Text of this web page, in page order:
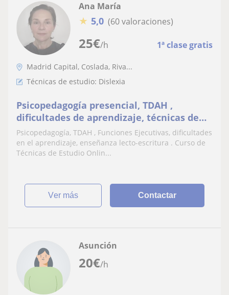
25€/h 1ª clase gratis
Ana María
★ 5,0 (60 valoraciones)
Madrid Capital, Coslada, Riva...
Técnicas de estudio: Dislexia
Psicopedagogía presencial, TDAH ,
dificultades de aprendizaje, técnicas de
estudio, Atención psicopedagogica a
domicilio para niños y jóvenes
Psicopedagogía, TDAH , Funciones Ejecutivas, dificultades
en el aprendizaje, enseñanza lecto-escritura . Curso de
Técnicas de Estudio Onlin...
ver más Contactar
20€/h
Asunción